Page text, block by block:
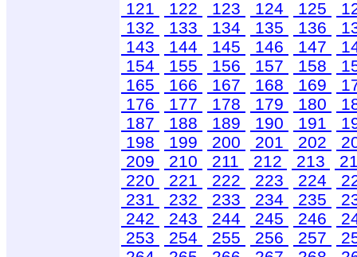
121
122 123 124 125
132
133 134 135 136
143
144 145 146 147
154
155 156 157 158
165
166 167 168 169
176
177 178 179 180
187
188 189 190 191
198
199 200 201 202
209
210 211 212 213
220
221 222 223 224
231
232 233 234 235
242
243 244 245 246
253
254 255 256 257